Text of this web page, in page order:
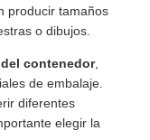
producir tamaños
o dibujos.
contenedor,
de embalaje.
diferentes
elegir la